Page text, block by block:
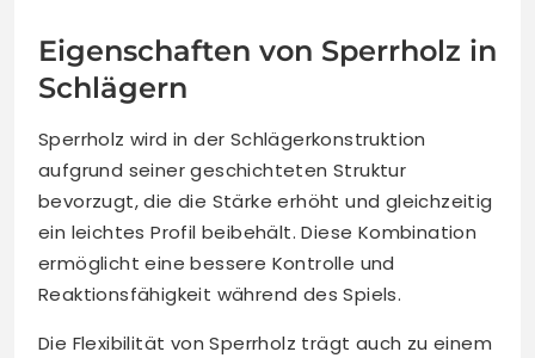
Eigenschaften von Sperrholz in
Schlägern
Sperrholz wird in der Schlägerkonstruktion
aufgrund seiner geschichteten Struktur
bevorzugt, die die Stärke erhöht und gleichzeitig
ein leichtes Profil beibehält. Diese Kombination
ermöglicht eine bessere Kontrolle und
Reaktionsfähigkeit während des Spiels.
Die Flexibilität von Sperrholz trägt auch zu einem